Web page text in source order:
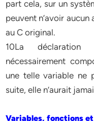
part cela, sur un
peuvent n’avoir
au C original.
10La
nécessairement
une telle variable ne
suite, elle n’aurait
Variables, fonctions